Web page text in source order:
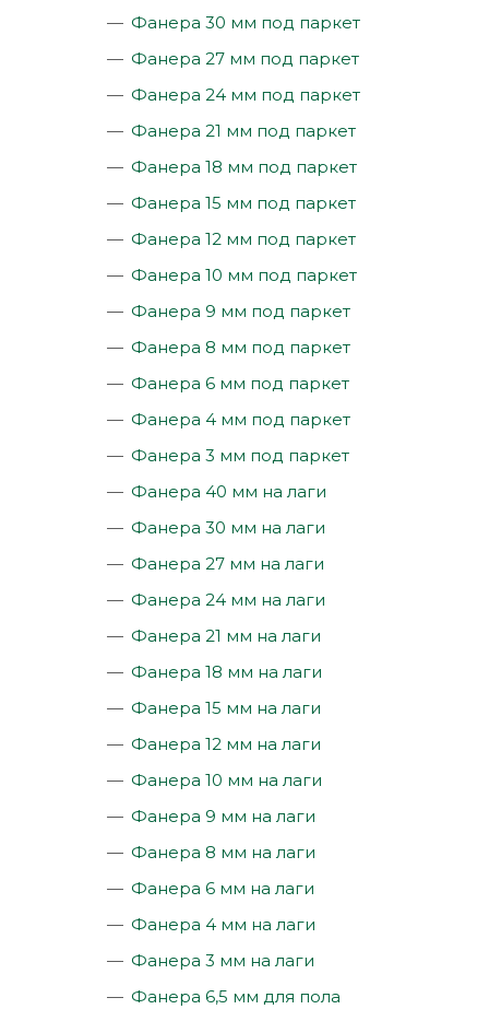
Фанера 30 мм под паркет
Фанера 27 мм под паркет
Фанера 24 мм под паркет
Фанера 21 мм под паркет
Фанера 18 мм под паркет
Фанера 15 мм под паркет
Фанера 12 мм под паркет
Фанера 10 мм под паркет
Фанера 9 мм под паркет
Фанера 8 мм под паркет
Фанера 6 мм под паркет
Фанера 4 мм под паркет
Фанера 3 мм под паркет
Фанера 40 мм на лаги
Фанера 30 мм на лаги
Фанера 27 мм на лаги
Фанера 24 мм на лаги
Фанера 21 мм на лаги
Фанера 18 мм на лаги
Фанера 15 мм на лаги
Фанера 12 мм на лаги
Фанера 10 мм на лаги
Фанера 9 мм на лаги
Фанера 8 мм на лаги
Фанера 6 мм на лаги
Фанера 4 мм на лаги
Фанера 3 мм на лаги
Фанера 6,5 мм для пола